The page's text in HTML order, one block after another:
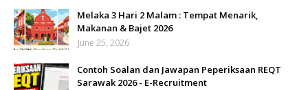
Melaka 3 Hari 2 Malam : Tempat Menarik,
Makanan & Bajet 2026
June 25, 2026
Contoh Soalan dan Jawapan Peperiksaan REQT
Sarawak 2026 - E-Recruitment